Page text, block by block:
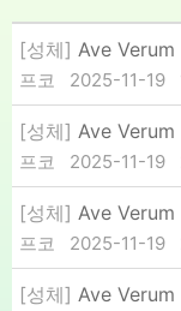
[성체] Ave
프코 2025-11-19
[성체] Ave
프코 2025-11-19
[성체] Ave
프코 2025-11-19
[성체] Ave